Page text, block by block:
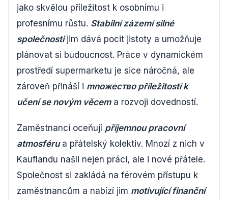
jako skvělou příležitost k osobnímu i
profesnímu růstu. Stabilní zázemí silné
společnostijim dává pocit jistoty a umožňuje
plánovat si budoucnost. Práce v dynamickém
prostředí supermarketu je sice náročná, ale
zároveň přináší i mnoжество příležitostí k
učení se novým věcema rozvoji dovedností.
Zaměstnanci oceňují příjemnou pracovní
atmosférua přátelský kolektiv. Mnozí z nich v
Kauflandu našli nejen práci, ale i nové přátele.
Společnost si zakládá na férovém přístupu k
zaměstnancům a nabízí jim motivující finanční